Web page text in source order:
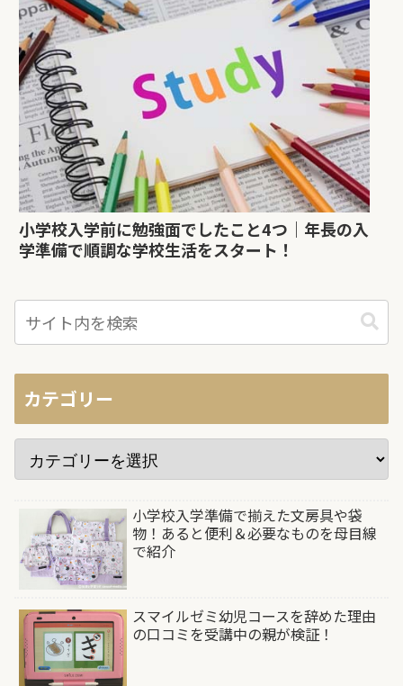
小学校入学前に勉強面でしたこと4つ｜年長の入
学準備で順調な学校生活をスタート！
カテゴリー
小学校入学準備で揃えた文房具や袋
物！あると便利＆必要なものを母目線
で紹介
スマイルゼミ幼児コースを辞めた理由
の口コミを受講中の親が検証！